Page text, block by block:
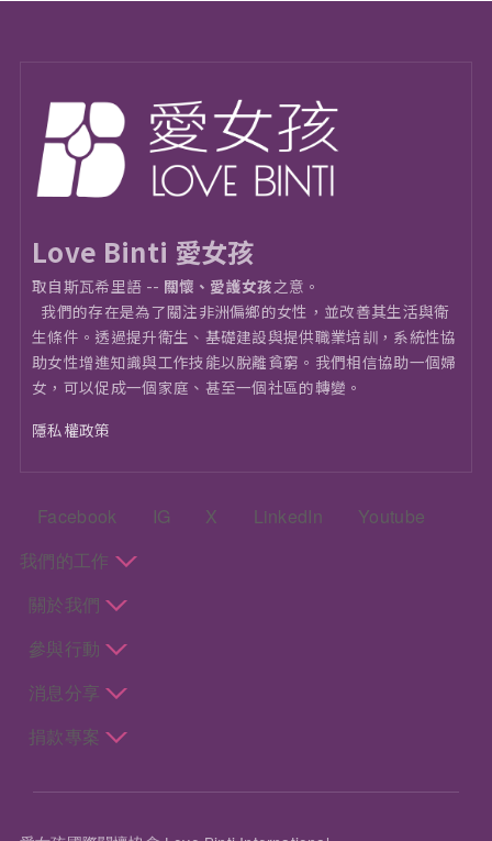
Love Binti 愛女孩
取自斯瓦希里語 -- 關懷、愛護女孩之意。
我們的存在是為了關注非洲偏鄉的女性，並改善其生活與衛
⽣條件。透過提升衛生、基礎建設與提供職業培訓，系統性協
助女性增進知識與工作技能以脫離貧窮。我們相信協助一個婦
女，可以促成一個家庭、甚至一個社區的轉變。
隱私權政策
頁尾：社群選單
Facebook IG X LinkedIn Youtube
頁尾：主選單
我們的工作
關於我們
參與行動
消息分享
捐款專案